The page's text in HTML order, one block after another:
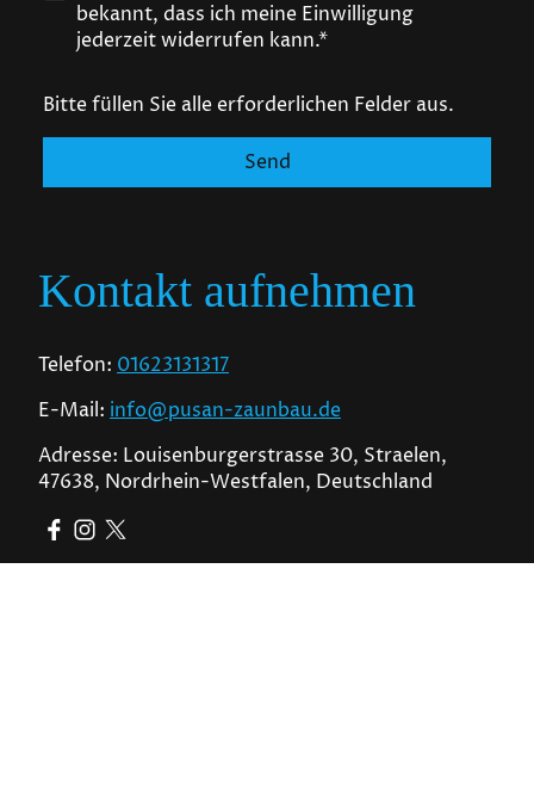
bekannt, dass ich meine Einwilligung
jederzeit widerrufen kann.*
Bitte füllen Sie alle erforderlichen Felder aus.
Send
Kontakt aufnehmen
Telefon: 01623131317
E-Mail: info@pusan-zaunbau.de
Adresse: Louisenburgerstrasse 30, Straelen,
47638, Nordrhein-Westfalen, Deutschland